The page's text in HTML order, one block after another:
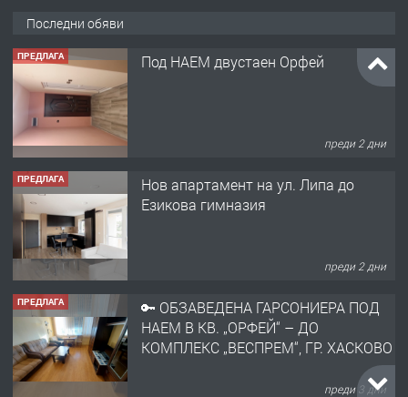
Последни обяви
ПРЕДЛАГА
Нов апартамент на ул. Липа до
преди 2 дни
ПРЕДЛАГА
🔑 ОБЗАВЕДЕНА ГАРСОНИЕРА ПОД
НАЕМ В КВ. „ОРФЕЙ“ – ДО
преди 3 дни
ПРЕДЛАГА
НАПЪЛНО ОБЗАВЕДЕН И
ОБОРУДВАН ТРИСТАЕН
АПАРТАМЕНТ В ЦЕНТЪРА НА ГР.
преди 4 дни